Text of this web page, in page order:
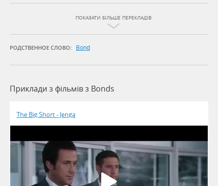
ПОКАЗАТИ БІЛЬШЕ ПЕРЕКЛАДІВ
РОДСТВЕННОЕ СЛОВО: Bond
Приклади з фільмів з Bonds
The Big Short - Jenga